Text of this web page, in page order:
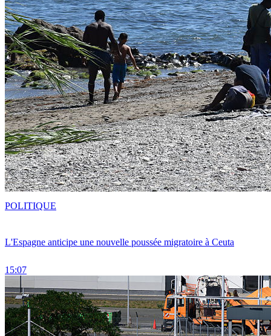
L'Espagne anticipe une nouvelle poussée migratoire à Ceuta
15:07
POLITIQUE